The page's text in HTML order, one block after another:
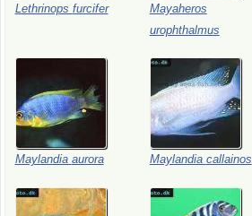
Lethrinops furcifer
Mayaheros
urophthalmus
Maylandia aurora Maylandia callainos